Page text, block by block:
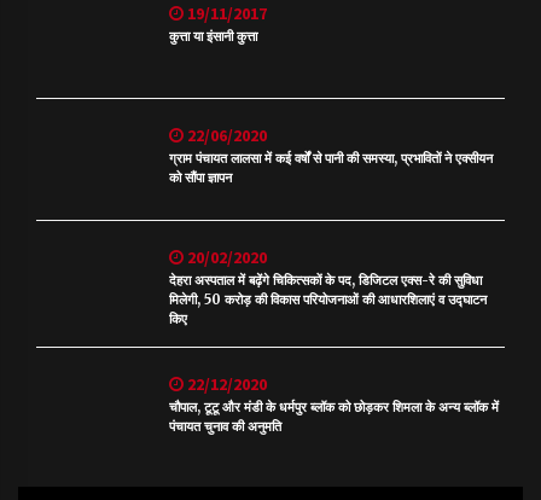
19/11/2017
कुत्ता या इंसानी कुत्ता
22/06/2020
ग्राम पंचायत लालसा में कई वर्षों से पानी की समस्या, प्रभावितों ने एक्सीयन
को सौंपा ज्ञापन
20/02/2020
देहरा अस्पताल में बढ़ेंगे चिकित्सकों के पद, डिजिटल एक्स-रे की सुविधा
मिलेगी, 50 करोड़ की विकास परियोजनाओं की आधारशिलाएं व उद्घाटन
किए
22/12/2020
चौपाल, टूटू और मंडी के धर्मपुर ब्लॉक को छोड़कर शिमला के अन्य ब्लॉक में
पंचायत चुनाव की अनुमति